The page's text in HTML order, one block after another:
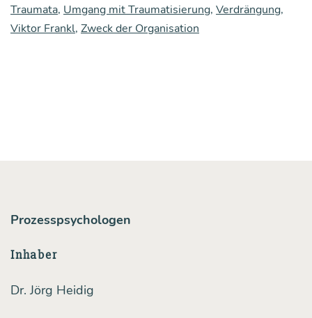
ka­
ti­
Traumata, Umgang mit Traumatisierung, Verdrängung,
Viktor Frankl, Zweck der Organisation
Prozesspsychologen
Inhaber
Dr. Jörg Heidig